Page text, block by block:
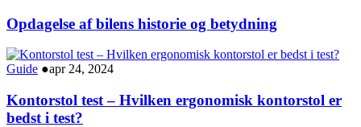
Opdagelse af bilens historie og betydning
Guide ●apr 24, 2024
Kontorstol test – Hvilken ergonomisk kontorstol er
bedst i test?